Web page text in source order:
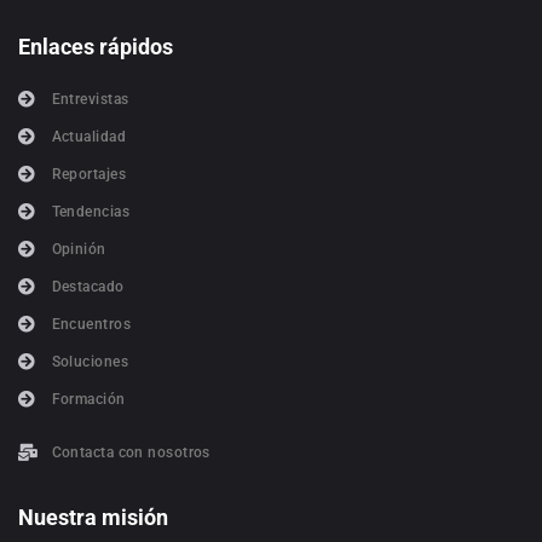
Enlaces rápidos
Entrevistas
Actualidad
Reportajes
Tendencias
Opinión
Destacado
Encuentros
Soluciones
Formación
Contacta con nosotros
Nuestra misión